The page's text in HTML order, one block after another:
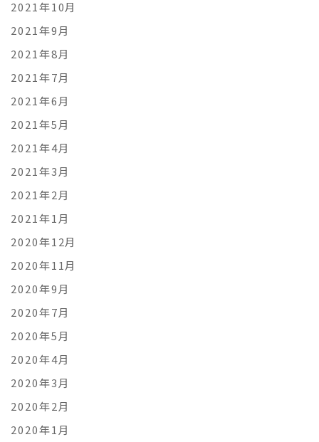
2021年10月
2021年9月
2021年8月
2021年7月
2021年6月
2021年5月
2021年4月
2021年3月
2021年2月
2021年1月
2020年12月
2020年11月
2020年9月
2020年7月
2020年5月
2020年4月
2020年3月
2020年2月
2020年1月